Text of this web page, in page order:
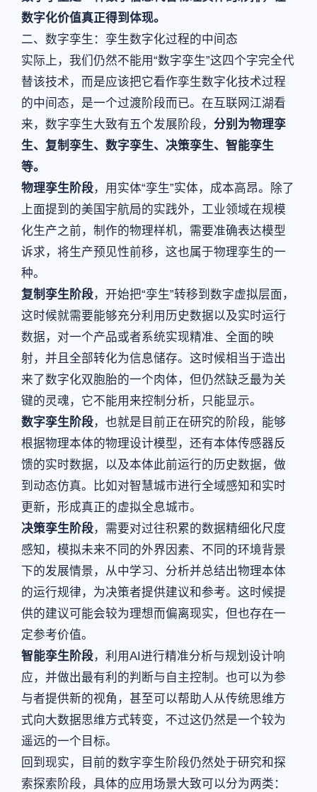
数字化价值真正得到体现。
二、数字孪生：孪生数字化过程的中间态
实际上，我们仍然不能用“数字孪生”这四个字完全代
替该技术，而是应该把它看作孪生数字化技术过程
的中间态，是一个过渡阶段而已。在互联网江湖看
来，数字孪生大致有五个发展阶段， 分别为物理孪
生、复制孪生、数字孪生、决策孪生、智能孪生
等。
物理孪生阶段，用实体“孪生”实体，成本高昂。除了
上面提到的美国宇航局的实践外，工业领域在规模
化生产之前，制作的物理样机，需要准确表达模型
诉求，将生产预见性前移，这也属于物理孪生的一
种。
复制孪生阶段，开始把“孪生”转移到数字虚拟层面，
这时候就需要能够充分利用历史数据以及实时运行
数据，对一个产品或者系统实现精准、全面的映
射，并且全部转化为信息储存。这时候相当于造出
来了数字化双胞胎的一个肉体，但仍然缺乏最为关
键的灵魂，它不能用来控制分析，只能显示。
数字孪生阶段，也就是目前正在研究的阶段，能够
根据物理本体的物理设计模型，还有本体传感器反
馈的实时数据，以及本体此前运行的历史数据，做
到动态仿真。比如对智慧城市进行全域感知和实时
更新，形成真正的虚拟全息城市。
决策孪生阶段，需要对过往积累的数据精细化尺度
感知，模拟未来不同的外界因素、不同的环境背景
下的发展情景，从中学习、分析并总结出物理本体
的运行规律，为决策者提供建议和参考。这时候提
供的建议可能会较为理想而偏离现实，但也存在一
定参考价值。
智能孪生阶段，利用AI进行精准分析与规划设计响
应，并做出最有利的判断与自主控制。也可以为参
与者提供新的视角，甚至可以帮助人从传统思维方
式向大数据思维方式转变，不过这仍然是一个较为
遥远的一个目标。
回到现实，目前的数字孪生阶段仍然处于研究和探
索探索阶段，具体的应用场景大致可以分为两类：